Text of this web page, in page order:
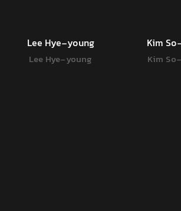
Kim
Kim
Lee Hye-young
Lee Hye-young